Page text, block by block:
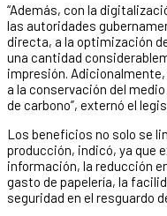
“Además, con la
las autoridades
directa, a la optimización
una cantidad
impresión.
a la conservación del
de carbono”, externó el
Los beneficios no solo se
producción, indicó, ya que
información, la reducción
gasto de papelería, la
seguridad en el resguardo